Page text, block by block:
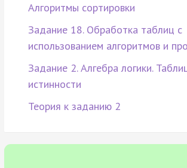
Алгоритмы сортировки
Задание 18. Обработка таблиц с
использованием алгоритмов и
Задание 2. Алгебра логики.
истинности
Теория к заданию 2